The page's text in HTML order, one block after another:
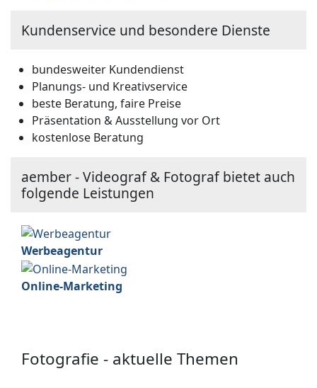
Kundenservice und besondere Dienste
bundesweiter Kundendienst
Planungs- und Kreativservice
beste Beratung, faire Preise
Präsentation & Ausstellung vor Ort
kostenlose Beratung
aember - Videograf & Fotograf bietet auch
folgende Leistungen
Werbeagentur
Online-Marketing
Fotografie - aktuelle Themen